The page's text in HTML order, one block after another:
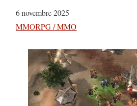
Date
6 novembre 2025
Par rapport à
MMORPG / MMO